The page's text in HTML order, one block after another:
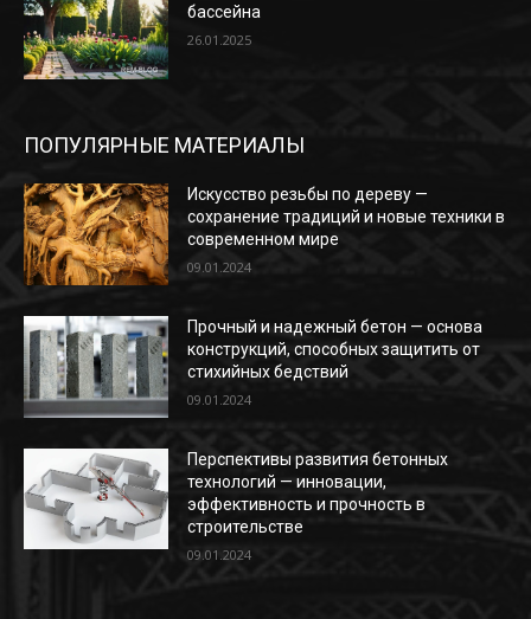
бассейна
26.01.2025
ПОПУЛЯРНЫЕ МАТЕРИАЛЫ
Искусство резьбы по дереву —
сохранение традиций и новые техники в
современном мире
09.01.2024
Прочный и надежный бетон — основа
конструкций, способных защитить от
стихийных бедствий
09.01.2024
Перспективы развития бетонных
технологий — инновации,
эффективность и прочность в
строительстве
09.01.2024